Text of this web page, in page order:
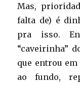
Mas,
falta de) é
pra isso.
“caveirinha”
que entrou em
ao fundo,